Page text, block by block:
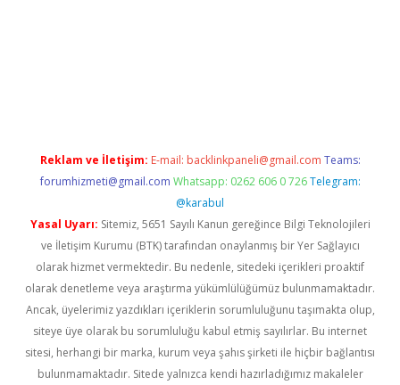
Reklam ve İletişim: E-mail: backlinkpaneli@gmail.com Teams:
forumhizmeti@gmail.com Whatsapp: 0262 606 0 726 Telegram:
@karabul
Yasal Uyarı: Sitemiz, 5651 Sayılı Kanun gereğince Bilgi Teknolojileri
ve İletişim Kurumu (BTK) tarafından onaylanmış bir Yer Sağlayıcı
olarak hizmet vermektedir. Bu nedenle, sitedeki içerikleri proaktif
olarak denetleme veya araştırma yükümlülüğümüz bulunmamaktadır.
Ancak, üyelerimiz yazdıkları içeriklerin sorumluluğunu taşımakta olup,
siteye üye olarak bu sorumluluğu kabul etmiş sayılırlar. Bu internet
sitesi, herhangi bir marka, kurum veya şahıs şirketi ile hiçbir bağlantısı
bulunmamaktadır. Sitede yalnızca kendi hazırladığımız makaleler